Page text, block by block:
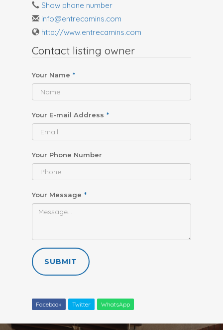
Show phone number
info@entrecamins.com
http://www.entrecamins.com
Contact listing owner
Your Name *
Your E-mail Address *
Your Phone Number
Your Message *
SUBMIT
Facebook Twitter WhatsApp